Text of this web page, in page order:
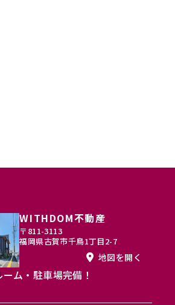
の場合
WITHDOM不動産
〒811-3113
福岡県古賀市千鳥1丁目2-7
地図を開く
ム・駐車場完備！